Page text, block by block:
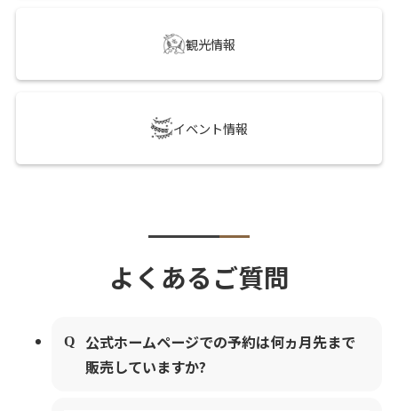
観光情報
イベント情報
よくあるご質問
公式ホームページでの予約は何ヵ月先まで
販売していますか?